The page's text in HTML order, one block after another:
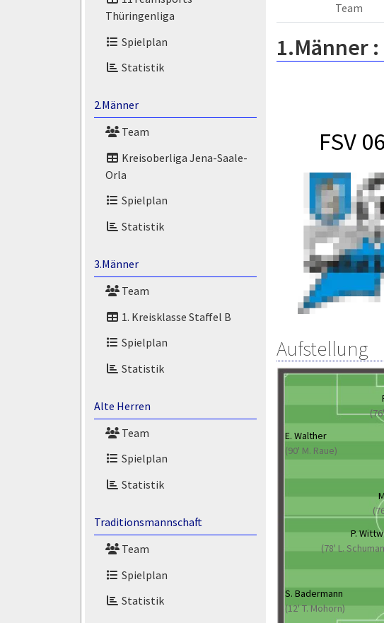
Thüringenliga
Spielplan
Statistik
2.Männer
Team
Kreisoberliga Jena-Saale-
Orla
Spielplan
Statistik
3.Männer
Team
1. Kreisklasse Staffel B
Spielplan
Statistik
Alte Herren
Team
Spielplan
Statistik
Traditionsmannschaft
Team
Spielplan
Statistik
Team
1.Männer :
FSV
Aufstellung
E. Walther
(90' M. Raue)
P.
(78' L.
S. Badermann
(12' T. Mohorn)